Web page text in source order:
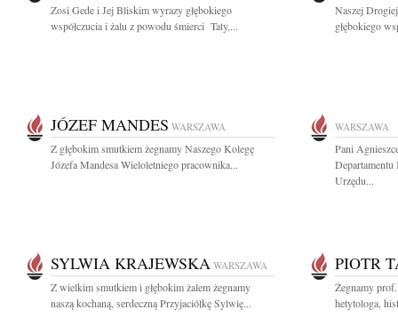
Zosi Gede i Jej Bliskim wyrazy głębokiego
współczucia i żalu z powodu śmierci Taty,...
Naszej
głębokiego
JÓZEF MANDES WARSZAWA
Z głębokim smutkiem żegnamy Naszego Kolegę
Józefa Mandesa Wieloletniego pracownika...
WARSZAWA
Pani
Urzędu...
SYLWIA KRAJEWSKA WARSZAWA
Z wielkim smutkiem i głębokim żalem żegnamy
naszą kochaną, serdeczną Przyjaciółkę Sylwię...
PIOTR
Żegnamy
hetytologa,